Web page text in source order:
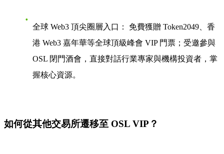
全球 Web3 頂尖圈層入口：
免費獲贈 Token2049、香
港 Web3 嘉年華等全球頂級峰會 VIP 門票；受邀參與
OSL 閉門酒會，直接對話行業專家與機構投資者，掌
握核心資源。
如何從其他交易所遷移至 OSL VIP？